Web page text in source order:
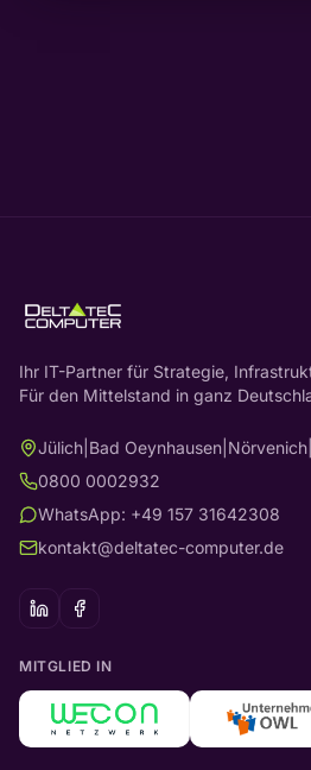
Ihr IT-Partner für Strategie,
Für den Mittelstand in ganz
Jülich Bad Oeynhausen Nörvenich
0800 0002932
WhatsApp: +49 157 31642308
kontakt@deltatec-computer.de
MITGLIED IN